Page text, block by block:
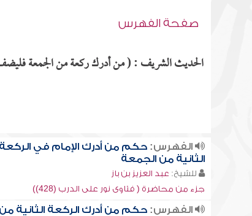
صفحة الفهرس
الحديث الشريف : ( من أدرك ركعة من الجمعة فليضف
الفهرس:حكم من أدرك الإمام في الركعة
الثانية من الجمعة
للشيخ: عبد العزيز بن باز
جزء من محاضرة ( فتاوى نور على الدرب (428))
الفهرس:حكم من أدرك الركعة الثانية